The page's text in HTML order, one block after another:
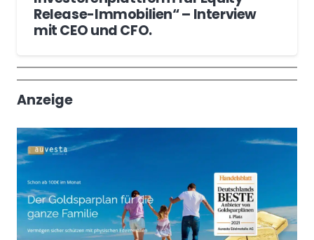
Release-Immobilien“ – Interview
mit CEO und CFO.
Wochenrückblick
Trendthemen
Anzeige